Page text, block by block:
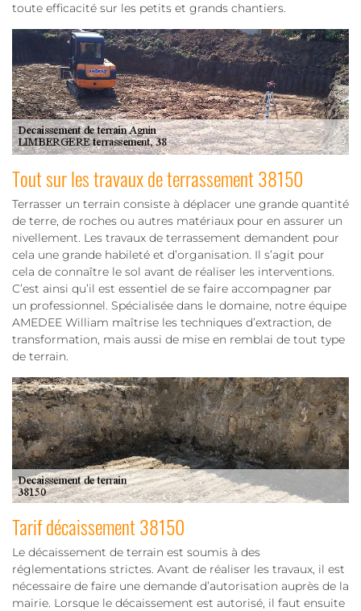
toute efficacité sur les petits et grands chantiers.
Tout sur les travaux de terrassement 38150
Terrasser un terrain consiste à déplacer une grande quantité
de terre, de roches ou autres matériaux pour en assurer un
nivellement. Les travaux de terrassement demandent pour
cela une grande habileté et d’organisation. Il s’agit pour
cela de connaître le sol avant de réaliser les interventions.
C’est ainsi qu’il est essentiel de se faire accompagner par
un professionnel. Spécialisée dans le domaine, notre équipe
AMEDEE William maîtrise les techniques d’extraction, de
transformation, mais aussi de mise en remblai de tout type
de terrain.
Tarif décaissement 38150
Le décaissement de terrain est soumis à des
réglementations strictes. Avant de réaliser les travaux, il est
nécessaire de faire une demande d’autorisation auprès de la
mairie. Lorsque le décaissement est autorisé, il faut ensuite